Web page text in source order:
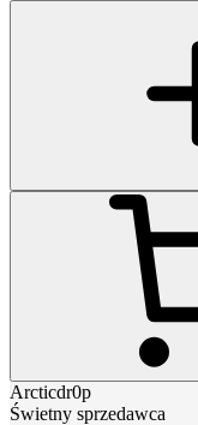
Arcticdr0p
Świetny sprzedawca